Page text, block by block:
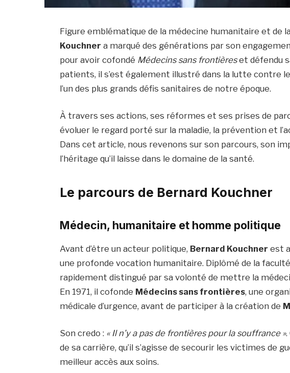
Figure emblématique de la médecine humanitaire et de
Kouchner a marqué des générations par son
pour avoir cofondé Médecins sans frontièreset défendu
patients, il s’est également illustré dans la lutte contre le
l’un des plus grands défis sanitaires de notre époque.
À travers ses actions, ses réformes et ses prises de
évoluer le regard porté sur la maladie, la prévention et
Dans cet article, nous revenons sur son parcours, son
l’héritage qu’il laisse dans le domaine de la santé.
Le parcours de Bernard Kouchner
Médecin, humanitaire et homme politique
Avant d’être un acteur politique, Bernard Kouchner est
une profonde vocation humanitaire. Diplômé de la
rapidement distingué par sa volonté de mettre la
En 1971, il cofonde Médecins sans frontières, une
médicale d’urgence, avant de participer à la création de
Son credo : « Il n’y a pas de frontières pour la souffrance »
de sa carrière, qu’il s’agisse de secourir les victimes de
meilleur accès aux soins.